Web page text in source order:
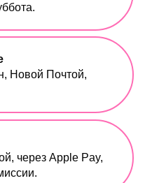
Новой Почтой,
через Apple Pay,